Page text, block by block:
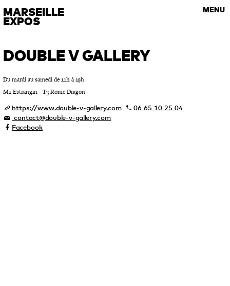
MARSEILLE
EXPOS
MENU
VISITES GUIDÉES
Les rendez-vous de l’art contemporain
DOUBLE V GALLERY
Du mardi au samedi de 11h à 19h
M1 Estrangin - T3 Rome Dragon
https://www.double-v-gallery.com
06 65 10 25 04
contact@double-v-gallery.com
Facebook